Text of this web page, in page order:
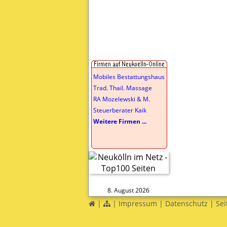
Mobiles Bestattungshaus
Trad. Thail. Massage
RA Mozelewski & M.
Steuerberater Kaik
Weitere Firmen ...
8. August 2026
| | Impressum | Datenschutz |